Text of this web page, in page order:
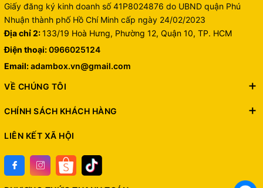
Giấy đăng ký kinh doanh số 41P8024876 do UBND quận Phú
Nhuận thành phố Hồ Chí Minh cấp ngày 24/02/2023
Địa chỉ 2:133/19 Hoà Hưng, Phường 12, Quận 10, TP. HCM
Điện thoại:0966025124
Email:adambox.vn@gmail.com
VỀ CHÚNG TÔI
CHÍNH SÁCH KHÁCH HÀNG
LIÊN KẾT XÃ HỘI